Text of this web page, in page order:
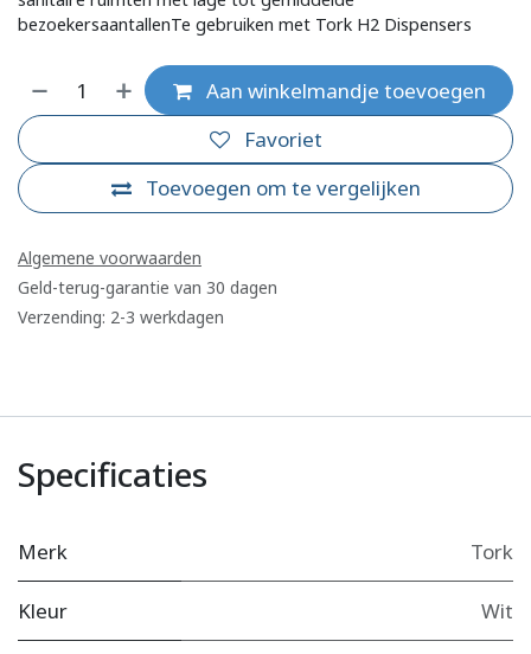
bezoekersaantallenTe gebruiken met Tork H2 Dispensers
Aan winkelmandje toevoegen
Toevoegen om te vergelijken
Favoriet
Algemene voorwaarden
Geld-terug-garantie van 30 dagen
Verzending: 2-3 werkdagen
Specificaties
Merk Tork
Kleur Wit